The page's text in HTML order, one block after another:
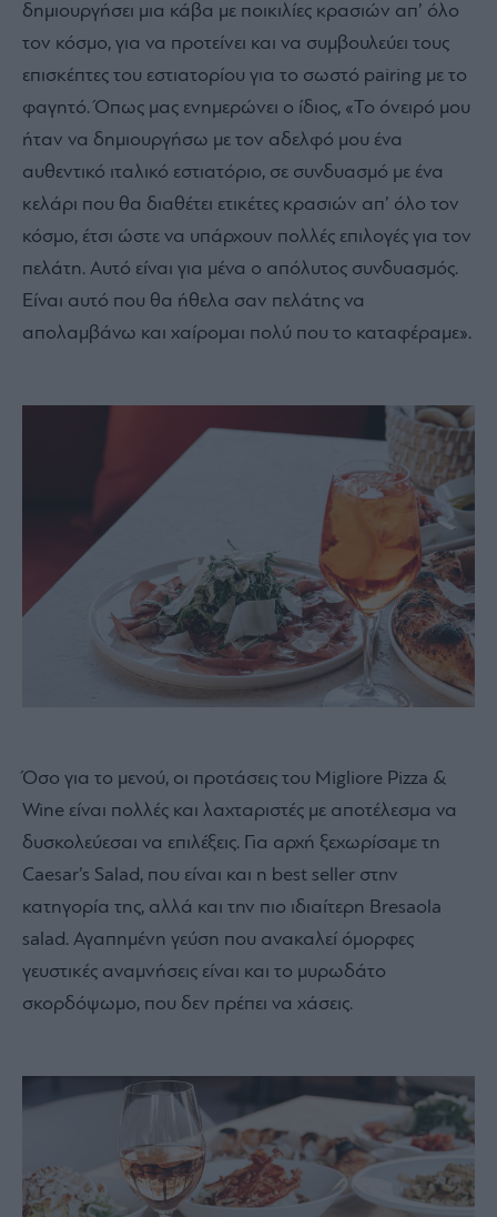
δημιουργήσει μια κάβα με ποικιλίες κρασιών απ’ όλο
τον κόσμο, για να προτείνει και να συμβουλεύει τους
επισκέπτες του εστιατορίου για το σωστό pairing με το
φαγητό. Όπως μας ενημερώνει ο ίδιος, «Το όνειρό μου
ήταν να δημιουργήσω με τον αδελφό μου ένα
αυθεντικό ιταλικό εστιατόριο, σε συνδυασμό με ένα
κελάρι που θα διαθέτει ετικέτες κρασιών απ’ όλο τον
κόσμο, έτσι ώστε να υπάρχουν πολλές επιλογές για τον
πελάτη. Αυτό είναι για μένα ο απόλυτος συνδυασμός.
Είναι αυτό που θα ήθελα σαν πελάτης να
απολαμβάνω και χαίρομαι πολύ που το καταφέραμε».
Όσο για το μενού, οι προτάσεις του Migliore Pizza &
Wine είναι πολλές και λαχταριστές με αποτέλεσμα να
δυσκολεύεσαι να επιλέξεις. Για αρχή ξεχωρίσαμε τη
Caesar’s Salad, που είναι και η best seller στην
κατηγορία της, αλλά και την πιο ιδιαίτερη Βresaola
salad. Αγαπημένη γεύση που ανακαλεί όμορφες
γευστικές αναμνήσεις είναι και το μυρωδάτο
σκορδόψωμο, που δεν πρέπει να χάσεις.